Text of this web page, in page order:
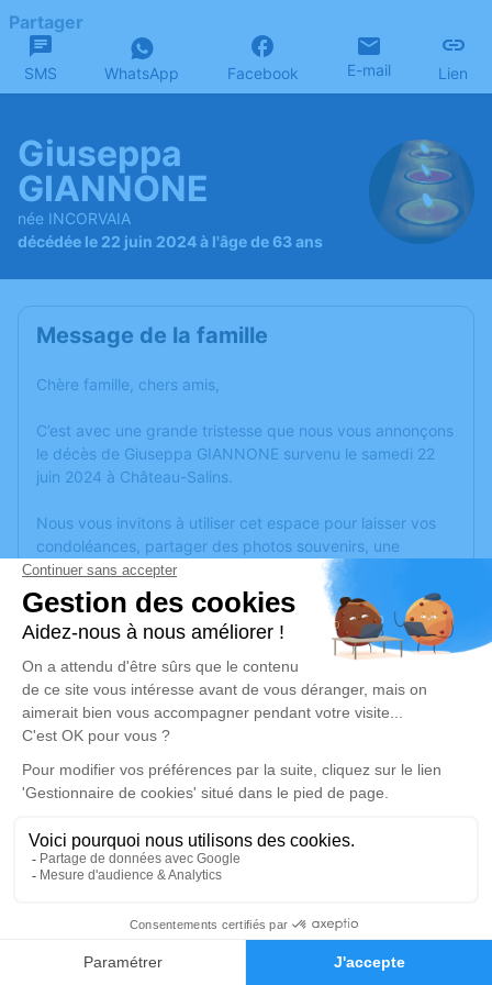
Faire-part Hommages
Partager
SMS WhatsApp Facebook E-mail Lien
Giuseppa
GIANNONE
née INCORVAIA
décédée le 22 juin 2024 à l'âge de 63 ans
Message de la famille
Chère famille, chers amis,
C’est avec une grande tristesse que nous vous annonçons
le décès de Giuseppa GIANNONE survenu le samedi 22
juin 2024 à Château-Salins.
Nous vous invitons à utiliser cet espace pour laisser vos
condoléances, partager des photos souvenirs, une
anecdote ou exprimer vos pensées à travers des poèmes
ou des textes. Cet endroit est un lieu d'expression dédié à
honorer la mémoire de Giuseppa GIANNONE.
Un service de plantation d’arbre hommage estdisponible
ici.
mercredi 26 juin 2024 à 14h30
Église St Pierre et Paul de Morhange
57340 Morhange